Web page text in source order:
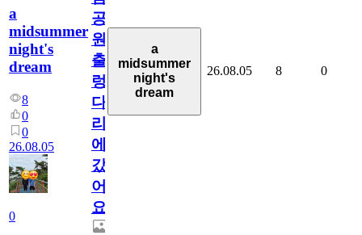
a
midsummer
night's
dream
8
0
0
26.08.05
0
공
원
출
렁
다
리
에
갔
어
요.
a
midsummer
night's
dream
26.08.05 8 0